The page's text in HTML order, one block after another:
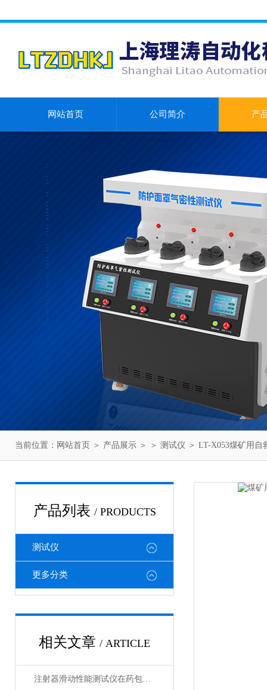
网站首页 公司简介 产
当前位置： 网站首页 ＞ 产品展示 ＞ ＞ 测试仪 ＞ LT-X053煤矿用
产品列表 / PRODUCTS
测试仪
更多分类
相关文章 / ARTICLE
注射器滑动性能测试仪在药包材检测中的应用